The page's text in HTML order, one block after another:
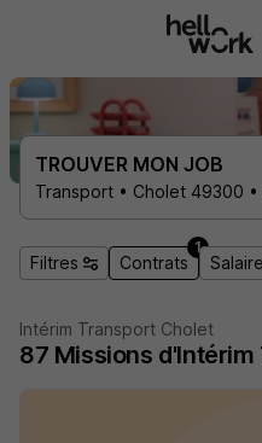
TROUVER MON JOB
Transport • Cholet 49300
Filtres Contrats
1
Salaire
Intérim Transport Cholet
87 Missions d'Intérim